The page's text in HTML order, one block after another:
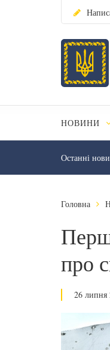
НОВИНИ
Останні
Головна
про
26 липня